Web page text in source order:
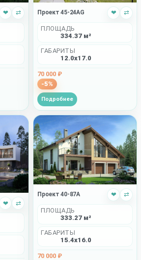
❤ ⇄ Проект 45-24AG ❤ ⇄
ПЛОЩАДЬ
334.37 м²
ГАБАРИТЫ
12.0x17.0
70 000 ₽
-5%
Подробнее
❤ ⇄
Проект 40-87A ❤ ⇄
ПЛОЩАДЬ
333.27 м²
ГАБАРИТЫ
15.4x16.0
70 000 ₽